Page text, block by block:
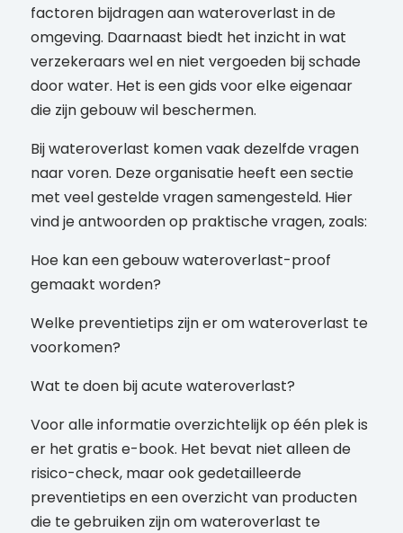
factoren bijdragen aan wateroverlast in de
omgeving. Daarnaast biedt het inzicht in wat
verzekeraars wel en niet vergoeden bij schade
door water. Het is een gids voor elke eigenaar
die zijn gebouw wil beschermen.
Bij wateroverlast komen vaak dezelfde vragen
naar voren. Deze organisatie heeft een sectie
met veel gestelde vragen samengesteld. Hier
vind je antwoorden op praktische vragen, zoals:
Hoe kan een gebouw wateroverlast-proof
gemaakt worden?
Welke preventietips zijn er om wateroverlast te
voorkomen?
Wat te doen bij acute wateroverlast?
Voor alle informatie overzichtelijk op één plek is
er het gratis e-book. Het bevat niet alleen de
risico-check, maar ook gedetailleerde
preventietips en een overzicht van producten
die te gebruiken zijn om wateroverlast te